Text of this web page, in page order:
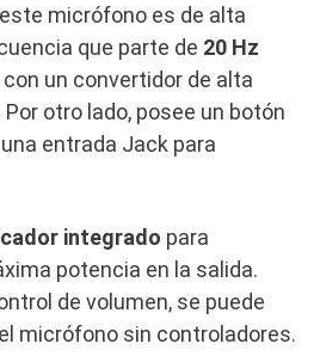
micrófono es de alta
que parte de 20 Hz
con un convertidor de alta
otro lado, posee un botón
entrada Jack para
integrado para
potencia en la salida.
de volumen, se puede
micrófono sin controladores.